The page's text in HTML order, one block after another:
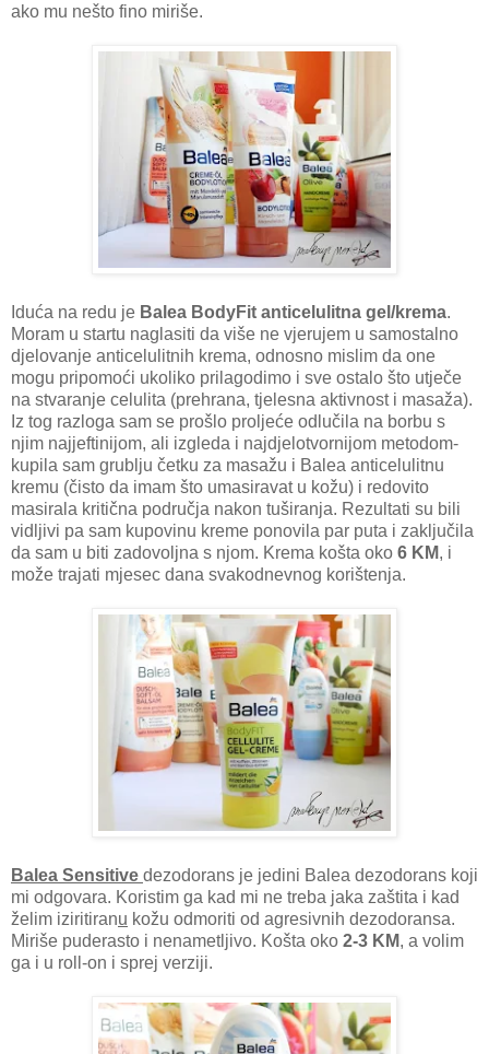
ako mu nešto fino miriše.
Iduća na redu je Balea BodyFit anticelulitna gel/krema.
Moram u startu naglasiti da više ne vjerujem u samostalno
djelovanje anticelulitnih krema, odnosno mislim da one
mogu pripomoći ukoliko prilagodimo i sve ostalo što utječe
na stvaranje celulita (prehrana, tjelesna aktivnost i masaža).
Iz tog razloga sam se prošlo proljeće odlučila na borbu s
njim najjeftinijom, ali izgleda i najdjelotvornijom metodom-
kupila sam grublju četku za masažu i Balea anticelulitnu
kremu (čisto da imam što umasiravat u kožu) i redovito
masirala kritična područja nakon tuširanja. Rezultati su bili
vidljivi pa sam kupovinu kreme ponovila par puta i zaključila
da sam u biti zadovoljna s njom. Krema košta oko 6 KM, i
može trajati mjesec dana svakodnevnog korištenja.
Balea Sensitive dezodorans je jedini Balea dezodorans koji
mi odgovara. Koristim ga kad mi ne treba jaka zaštita i kad
želim iziritiranu kožu odmoriti od agresivnih dezodoransa.
Miriše puderasto i nenametljivo. Košta oko 2-3 KM, a volim
ga i u roll-on i sprej verziji.